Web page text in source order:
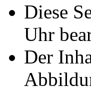
Diese
Uhr
Der